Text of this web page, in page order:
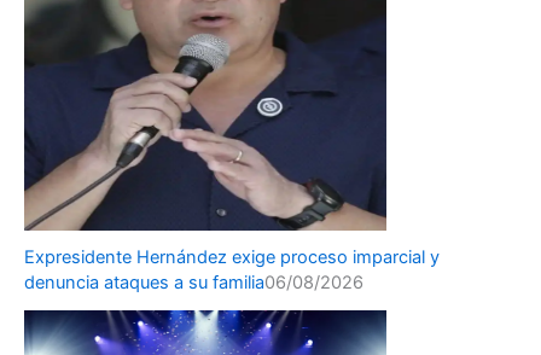
Expresidente Hernández exige proceso imparcial y
denuncia ataques a su familia06/08/2026